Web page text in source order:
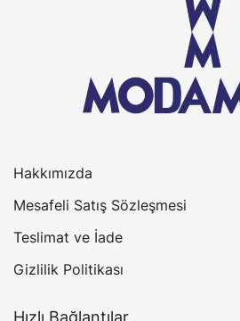
Hakkımızda
Mesafeli Satış Sözleşmesi
Teslimat ve İade
Gizlilik Politikası
Hızlı Bağlantılar